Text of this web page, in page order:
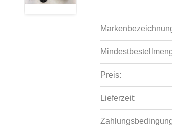
Preis:
Lieferzeit: